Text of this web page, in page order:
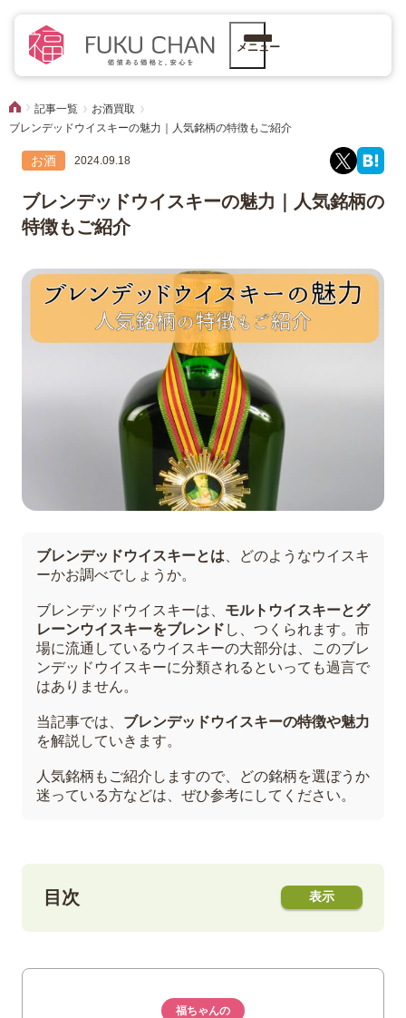
メニュー
記事一覧
お酒買取
ブレンデッドウイスキーの魅力｜人気銘柄の特徴もご紹介
お酒 2024.09.18
ブレンデッドウイスキーの魅力｜人気銘柄の
特徴もご紹介
ブレンデッドウイスキーとは 、どのようなウイスキ
ーかお調べでしょうか。
ブレンデッドウイスキーは、 モルトウイスキーとグ
レーンウイスキーをブレンド し、つくられます。市
場に流通しているウイスキーの大部分は、このブレ
ンデッドウイスキーに分類されるといっても過言で
はありません。
当記事では、 ブレンデッドウイスキーの特徴や魅力
を解説していきます。
人気銘柄もご紹介しますので、どの銘柄を選ぼうか
迷っている方などは、ぜひ参考にしてください。
目次
モルトウイスキーとは
福ちゃんの